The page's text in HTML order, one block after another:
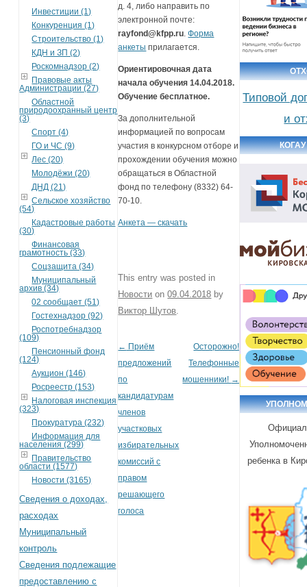
Инвестиции (1)
Конкуренция (1)
Строительство (1)
КДН и ЗП (2)
Роскомнадзор (2)
Правовые акты
Администрации (27)
Областной
природоохранный центр
(3)
Спорт (4)
ГО и ЧС (9)
Лес (20)
Молодёжи (20)
ДНД (21)
Сельское хозяйство
(54)
Кадастровые работы
(30)
Финансовая
грамотность (33)
Соцзащита (34)
Муниципальный
архив (34)
02 сообщает (51)
Гостехнадзор (92)
Роспотребнадзор
(109)
Пенсионный фонд
(124)
Аукцион (146)
Росреестр (153)
Налоговая инспекция
(323)
Прокуратура (232)
Информация для
населения (299)
Правительство
области (1577)
Новости (3165)
Сведения о доходах,
расходах
Муниципальный
контроль
Сведения подлежащие
предоставлению с
д. 4, либо направить по
электронной почте:
rayfond@kfpp.ru.Форма
анкеты прилагается.
Ориентировочная дата
начала обучения 14.04.2018.
Обучение бесплатное.
За дополнительной
информацией по вопросам
участия в конкурсном отборе и
прохождении обучения можно
обращаться в Областной
фонд по телефону (8332) 64-
70-10.
Анкета — скачать
This entry was posted in
Новости on09.04.2018 by
Виктор Шутов.
Post navigation
← Приём
предложений
по
кандидатурам
членов
участковых
избирательных
комиссий с
правом
решающего
голоса
Осторожно!
Телефонные
мошенники! →
Типовой
и
ребенка в